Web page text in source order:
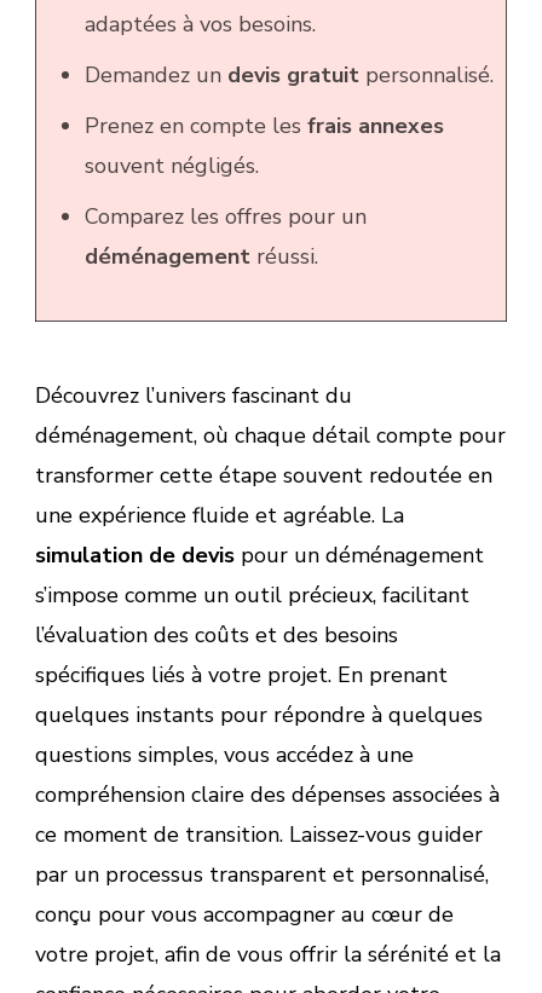
adaptées à vos besoins.
Demandez un devis gratuitpersonnalisé.
Prenez en compte les frais annexes
souvent négligés.
Comparez les offres pour un
déménagementréussi.
Découvrez l’univers fascinant du
déménagement, où chaque détail compte pour
transformer cette étape souvent redoutée en
une expérience fluide et agréable. La
simulation de devis pour un déménagement
s’impose comme un outil précieux, facilitant
l’évaluation des coûts et des besoins
spécifiques liés à votre projet. En prenant
quelques instants pour répondre à quelques
questions simples, vous accédez à une
compréhension claire des dépenses associées à
ce moment de transition. Laissez-vous guider
par un processus transparent et personnalisé,
conçu pour vous accompagner au cœur de
votre projet, afin de vous offrir la sérénité et la